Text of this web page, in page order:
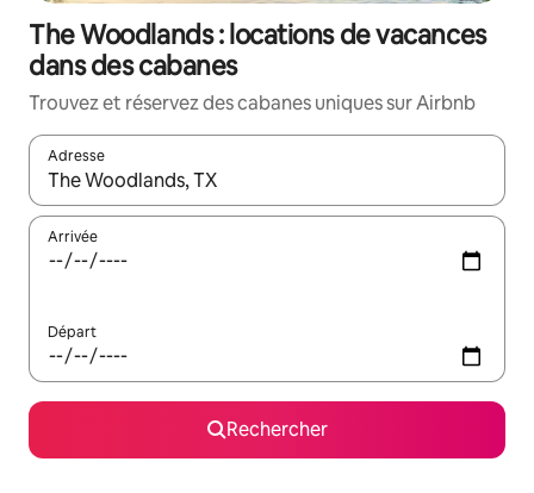
The Woodlands : locations de vacances
dans des cabanes
Trouvez et réservez des cabanes uniques sur Airbnb
Adresse
Lorsque les résultats s'affichent, utilisez les flèches vers le
Arrivée
Départ
Rechercher